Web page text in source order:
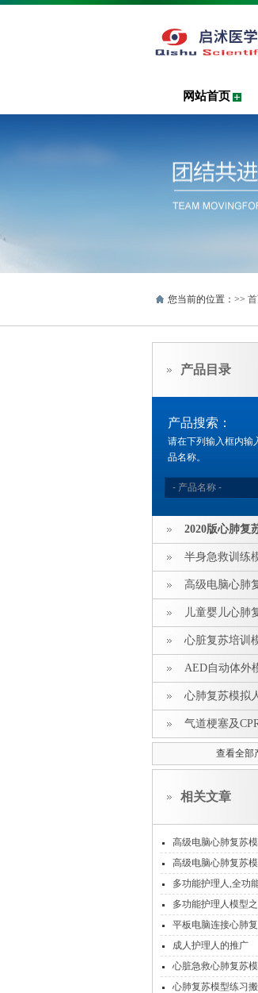
网站首页
您当前的位置：>>
产品目录
产品搜索：
请在下列输入框内输
品名称。
2020版心肺复
半身急救训练
高级电脑心肺
儿童婴儿心肺
心脏复苏培训
AED自动体外
心肺复苏模拟
气道梗塞及
查看全部
相关文章
高级电脑心肺复苏
有可能会出现哪些
高级电脑心肺复苏
复苏训练、模式考
多功能护理人,全功
血压测量）
多功能护理人模型
平板电脑连接心肺
成人护理人的推广
心脏急救心肺复苏
心肺复苏模型练习